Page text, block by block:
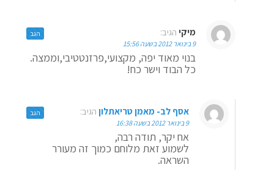
מיקי הגיב:
9 בינואר 2012 בשעה 15:56
בנוי מאוד יפה, מקצועי,פרזנטטיבי,וממצה.
כל הבוד וישר כח!
הגב
אסף לב- מאמן טריאתלון הגיב:
9 בינואר 2012 בשעה 16:38
אח יקר, תודה רבה,
לשמוע זאת מלוחם כמוך זה מעורר
השראה.
הגב